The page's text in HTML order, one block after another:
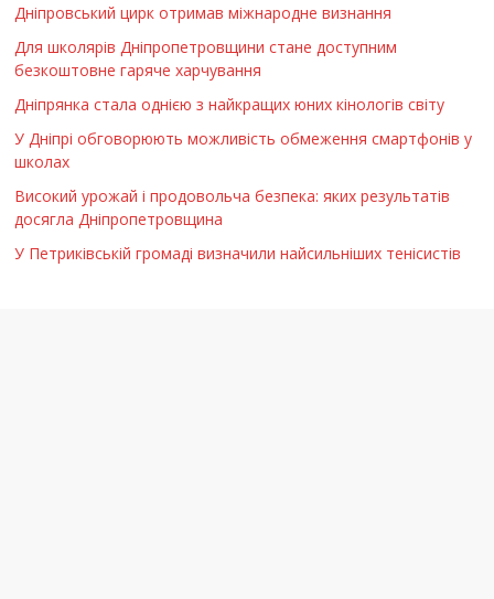
Дніпровський цирк отримав міжнародне визнання
Для школярів Дніпропетровщини стане доступним
безкоштовне гаряче харчування
Дніпрянка стала однією з найкращих юних кінологів світу
У Дніпрі обговорюють можливість обмеження смартфонів у
школах
Високий урожай і продовольча безпека: яких результатів
досягла Дніпропетровщина
У Петриківській громаді визначили найсильніших тенісистів